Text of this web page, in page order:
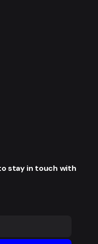
stay in touch with